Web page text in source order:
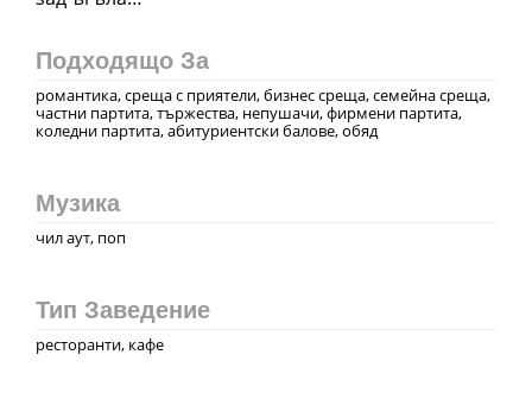
Подходящо За
романтика, среща с приятели, бизнес среща, семейна среща,
частни партита, тържества, непушачи, фирмени партита,
коледни партита, абитуриентски балове, обяд
Музика
чил аут, поп
Тип Заведение
ресторанти, кафе